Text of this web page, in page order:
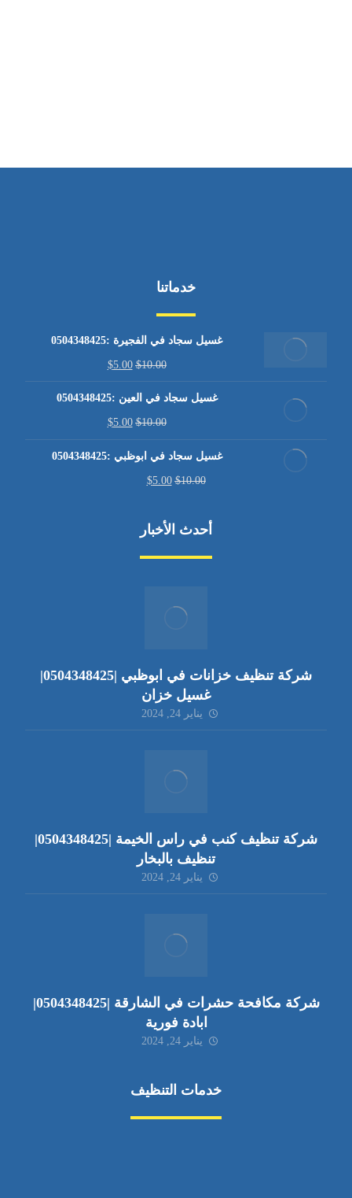
خدماتنا
غسيل سجاد في الفجيرة :0504348425
$10.00
$5.00
غسيل سجاد في العين :0504348425
$10.00
$5.00
غسيل سجاد في ابوظبي :0504348425
$10.00
$5.00
أحدث الأخبار
شركة تنظيف خزانات في ابوظبي |0504348425|
غسيل خزان
يناير 24, 2024
شركة تنظيف كنب في راس الخيمة |0504348425|
تنظيف بالبخار
يناير 24, 2024
شركة مكافحة حشرات في الشارقة |0504348425|
ابادة فورية
يناير 24, 2024
خدمات التنظيف